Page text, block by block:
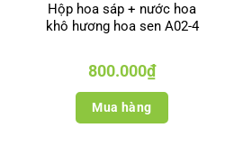
Hộp hoa sáp + nước hoa
khô hương hoa sen A02-4
800.000₫
Mua hàng